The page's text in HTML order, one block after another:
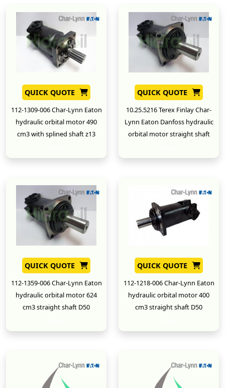
QUICK QUOTE
112-1309-006 Char-Lynn Eaton
hydraulic orbital motor 490
cm3 with splined shaft z13
QUICK QUOTE
10.25.5216 Terex Finlay Char-
Lynn Eaton Danfoss hydraulic
orbital motor straight shaft
QUICK QUOTE
112-1359-006 Char-Lynn Eaton
hydraulic orbital motor 624
cm3 straight shaft D50
QUICK QUOTE
112-1218-006 Char-Lynn Eaton
hydraulic orbital motor 400
cm3 straight shaft D50